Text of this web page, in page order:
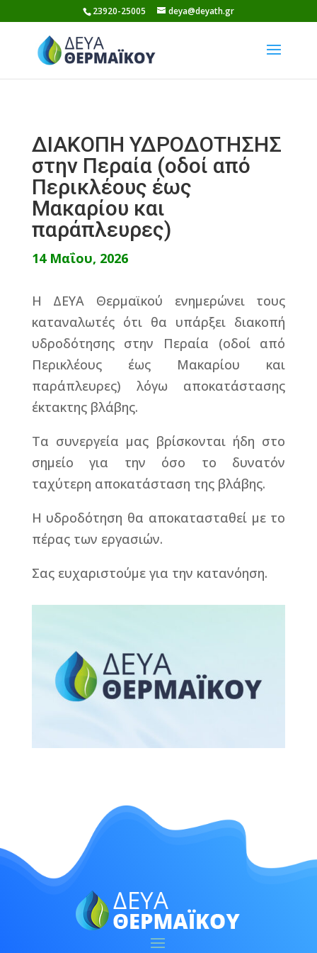
to
content
23920-25005 deya@deyath.gr
ΔΙΑΚΟΠΗ ΥΔΡΟΔΟΤΗΣΗΣ
στην Περαία (οδοί από
Περικλέους έως
Μακαρίου και
παράπλευρες)
14 Μαΐου, 2026
Η ΔΕΥΑ Θερμαϊκού ενημερώνει τους
καταναλωτές ότι θα υπάρξει διακοπή
υδροδότησης στην Περαία (οδοί από
Περικλέους έως Μακαρίου και
παράπλευρες) λόγω αποκατάστασης
έκτακτης βλάβης.
Τα συνεργεία μας βρίσκονται ήδη στο
σημείο για την όσο το δυνατόν
ταχύτερη αποκατάσταση της βλάβης.
Η υδροδότηση θα αποκατασταθεί με το
πέρας των εργασιών.
Σας ευχαριστούμε για την κατανόηση.